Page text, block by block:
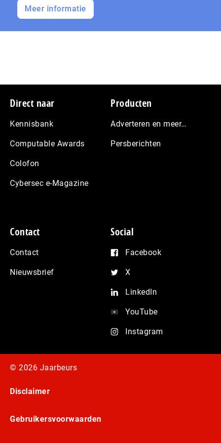
Meer informatie
Footer
Direct naar
Kennisbank
Computable Awards
Colofon
Cybersec e-Magazine
Producten
Adverteren en meer…
Persberichten
Contact
Contact
Nieuwsbrief
Social
Facebook
X
LinkedIn
YouTube
Instagram
© 2026 Jaarbeurs
Disclaimer
Gebruikersvoorwaarden